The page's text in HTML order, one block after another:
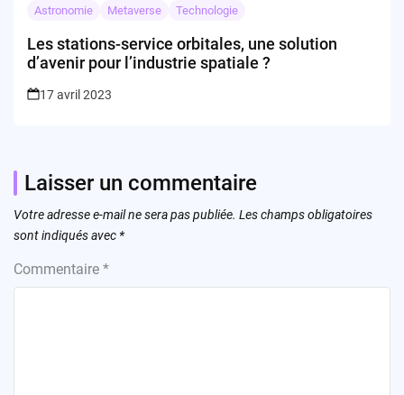
Astronomie Metaverse Technologie
Les stations-service orbitales, une solution
d’avenir pour l’industrie spatiale ?
17 avril 2023
Laisser un commentaire
Votre adresse e-mail ne sera pas publiée. Les champs obligatoires
sont indiqués avec *
Commentaire *